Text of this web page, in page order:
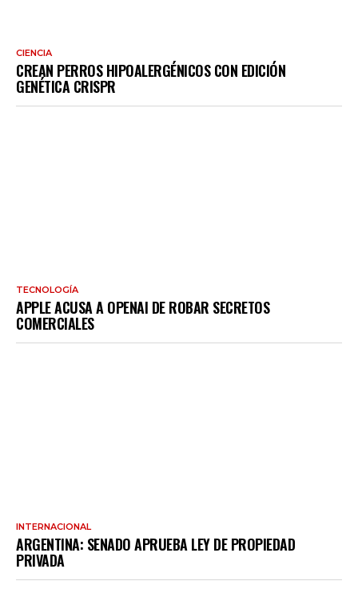
CIENCIA
CREAN PERROS HIPOALERGÉNICOS CON EDICIÓN
GENÉTICA CRISPR
TECNOLOGÍA
APPLE ACUSA A OPENAI DE ROBAR SECRETOS
COMERCIALES
INTERNACIONAL
ARGENTINA: SENADO APRUEBA LEY DE PROPIEDAD
PRIVADA